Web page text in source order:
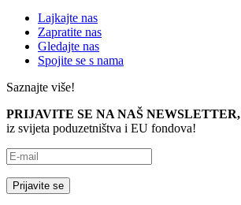
Lajkajte nas
Zapratite nas
Gledajte nas
Spojite se s nama
Saznajte više!
PRIJAVITE SE NA NAŠ NEWSLETTER,
iz svijeta poduzetništva i EU fondova!